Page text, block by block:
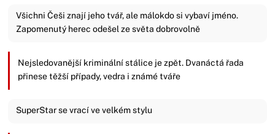
Všichni Češi znají jeho tvář, ale málokdo si vybaví jméno.
Zapomenutý herec odešel ze světa dobrovolně
Nejsledovanější kriminální stálice je zpět. Dvanáctá řada
přinese těžší případy, vedra i známé tváře
SuperStar se vrací ve velkém stylu